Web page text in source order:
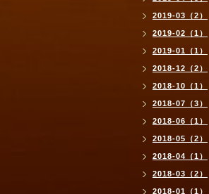
2019-03（2）
2019-02（1）
2019-01（1）
2018-12（2）
2018-10（1）
2018-07（3）
2018-06（1）
2018-05（2）
2018-04（1）
2018-03（2）
2018-01（1）